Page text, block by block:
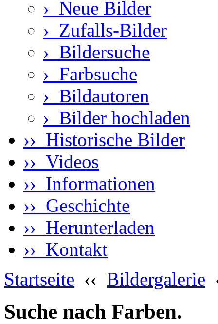
› Neue Bilder
› Zufalls-Bilder
› Bildersuche
› Farbsuche
› Bildautoren
› Bilder hochladen
›› Historische Bilder
›› Videos
›› Informationen
›› Geschichte
›› Herunterladen
›› Kontakt
Startseite ‹‹ Bildergalerie
Suche nach Farben.